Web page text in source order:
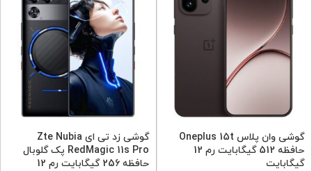
گوشی وان پلاس Oneplus 15t
حافظه 512 گیگابایت رم 12
گیگابایت
گوشی زد تی ای Zte Nubia
RedMagic 11s Pro پک گلوبال
حافظه 256 گیگابایت رم 12